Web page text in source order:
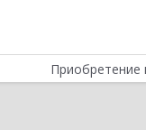
Приобретение